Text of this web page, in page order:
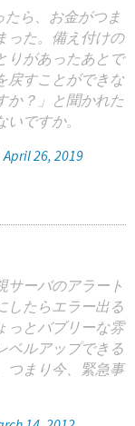
たら、お金がつま
った。備え付けの
りがあったあとで
戻すことができな
か？」と聞かれた
ですか。
April 26, 2019
サーバのアラート
したらエラー出る
っとバブリーな雰
ベルアップできる
つまり今、緊急事